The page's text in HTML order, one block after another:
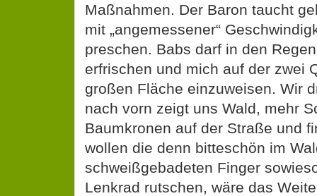
Maßnahmen. Der Baron taucht
mit „angemessener“
preschen. Babs darf in den
erfrischen und mich auf der zwei
großen Fläche einzuweisen. Wir
nach vorn zeigt uns Wald, mehr
Baumkronen auf der Straße und
wollen die denn bitteschön im
schweißgebadeten Finger
Lenkrad rutschen, wäre das